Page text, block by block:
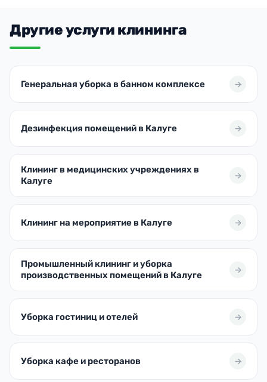
Другие услуги клининга
Генеральная уборка в банном комплексе
Дезинфекция помещений в Калуге
Клининг в медицинских учреждениях в
Калуге
Клининг на мероприятие в Калуге
Промышленный клининг и уборка
производственных помещений в Калуге
Уборка гостиниц и отелей
Уборка кафе и ресторанов